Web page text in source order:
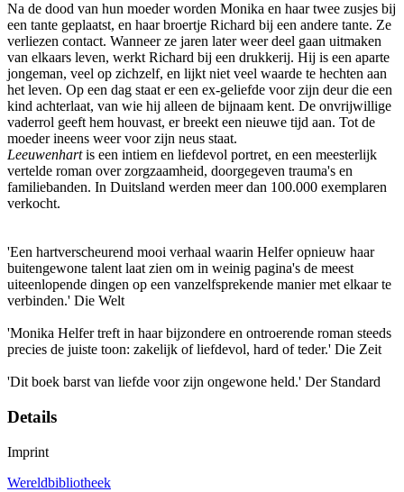
Na de dood van hun moeder worden Monika en haar twee zusjes bij
een tante geplaatst, en haar broertje Richard bij een andere tante. Ze
verliezen contact. Wanneer ze jaren later weer deel gaan uitmaken
van elkaars leven, werkt Richard bij een drukkerij. Hij is een aparte
jongeman, veel op zichzelf, en lijkt niet veel waarde te hechten aan
het leven. Op een dag staat er een ex-geliefde voor zijn deur die een
kind achterlaat, van wie hij alleen de bijnaam kent. De onvrijwillige
vaderrol geeft hem houvast, er breekt een nieuwe tijd aan. Tot de
moeder ineens weer voor zijn neus staat.
Leeuwenhartis een intiem en liefdevol portret, en een meesterlijk
vertelde roman over zorgzaamheid, doorgegeven trauma's en
familiebanden. In Duitsland werden meer dan 100.000 exemplaren
verkocht.
'Een hartverscheurend mooi verhaal waarin Helfer opnieuw haar
buitengewone talent laat zien om in weinig pagina's de meest
uiteenlopende dingen op een vanzelfsprekende manier met elkaar te
verbinden.' Die Welt
'Monika Helfer treft in haar bijzondere en ontroerende roman steeds
precies de juiste toon: zakelijk of liefdevol, hard of teder.' Die Zeit
'Dit boek barst van liefde voor zijn ongewone held.' Der Standard
Details
Imprint
Wereldbibliotheek